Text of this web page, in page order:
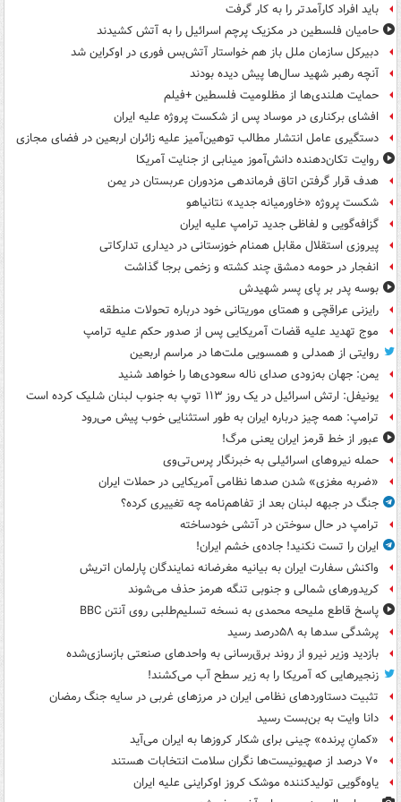
باید افراد کارآمدتر را به کار گرفت
حامیان فلسطین در مکزیک پرچم اسرائیل را به آتش کشیدند
دبیرکل سازمان ملل باز هم خواستار آتش‌بس فوری در اوکراین شد
آنچه رهبر شهید سال‌ها پیش دیده بودند
حمایت هلندی‌ها از مظلومیت فلسطین +فیلم
افشای برکناری در موساد پس از شکست پروژه علیه ایران
دستگیری عامل انتشار مطالب توهین‌آمیز علیه زائران اربعین در فضای مجازی
روایت تکان‌دهنده دانش‌آموز مینابی از جنایت آمریکا
هدف قرار گرفتن اتاق‌ فرماندهی مزدوران عربستان در یمن
شکست پروژه «خاورمیانه جدید» نتانیاهو
گزافه‌گویی و لفاظی جدید ترامپ علیه ایران
پیروزی استقلال مقابل همنام خوزستانی در دیداری تدارکاتی
انفجار در حومه دمشق چند کشته و زخمی برجا گذاشت
بوسه‌ پدر بر پای پسر شهیدش
رایزنی عراقچی و همتای موریتانی خود درباره تحولات منطقه
موج تهدید علیه قضات آمریکایی پس از صدور حکم علیه ترامپ
روایتی از همدلی و همسویی ملت‌ها در مراسم اربعین
یمن: جهان به‌زودی صدای ناله سعودی‌ها را خواهد شنید
یونیفل: ارتش اسرائیل در یک روز ۱۱۳ توپ به جنوب لبنان شلیک کرده است
ترامپ: همه چیز درباره ایران به طور استثنایی خوب پیش می‌رود
عبور از خط قرمز ایران یعنی مرگ!
حمله نیروهای اسرائیلی به خبرنگار پرس‌تی‌وی
«ضربه مغزی» شدن صدها نظامی آمریکایی در حملات ایران
جنگ در جبهه لبنان بعد از تفاهم‌نامه چه تغییری کرده؟
ترامپ در حال سوختن در آتشی خودساخته
ایران را تست نکنید! جاده‌ی خشم ایران!
واکنش سفارت ایران به بیانیه مغرضانه نمایندگان پارلمان اتریش
کریدورهای شمالی و جنوبی تنگه هرمز حذف می‌شوند
پاسخ قاطع ملیحه محمدی به نسخه تسلیم‌طلبی روی آنتن BBC
پرشدگی سدها به ۵۸درصد رسید
بازدید وزیر نیرو از روند برق‌رسانی به واحدهای صنعتی بازسازی‌شده
زنجیرهایی که آمریکا را به زیر سطح آب می‌کشند!
تثبیت دستاوردهای نظامی ایران در مرزهای غربی در سایه جنگ رمضان
دانا وایت به بن‌بست رسید
«کمانِ پرنده» چینی برای شکار کروزها به ایران می‌آید
۷۰ درصد از صهیونیست‌ها نگران سلامت انتخابات هستند
یاوه‌گویی تولیدکننده موشک کروز اوکراینی علیه ایران